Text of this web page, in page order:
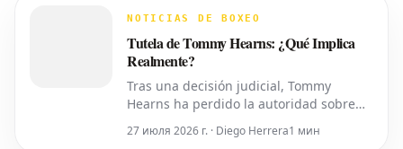
NOTICIAS DE BOXEO
Tutela de Tommy Hearns: ¿Qué Implica
Realmente?
Tras una decisión judicial, Tommy
Hearns ha perdido la autoridad sobre
financieras, las cuales ahora recaen en
27 июля 2026 г. · Diego Herrera1 мин